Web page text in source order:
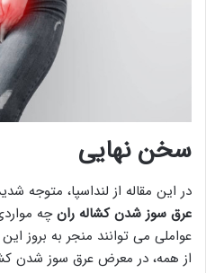
سخن نهایی
در این مقاله از لنداسپا، متوجه
عرق سوز شدن کشاله رانچه
عواملی می توانند منجر به بروز
از همه، در معرض عرق سوز شدن